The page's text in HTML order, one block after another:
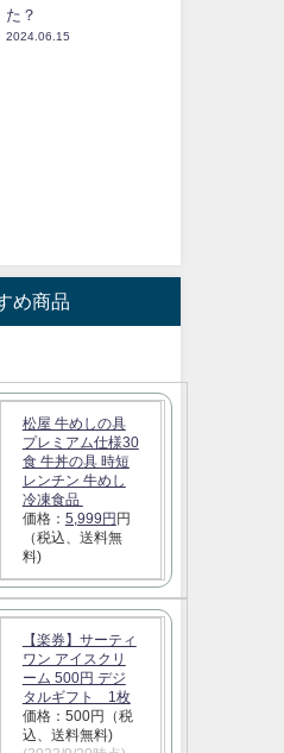
た？
2024.06.15
め商品
松屋 牛めしの具
プレミアム仕様30
食 牛丼の具 時短
レンチン 牛めし
冷凍食品
価格： 5,999円 円
（税込、送料無
料)
【楽券】サーティ
ワン アイスクリ
ーム 500円 デジ
タルギフト 1枚
価格：500円（税
込、送料無料)